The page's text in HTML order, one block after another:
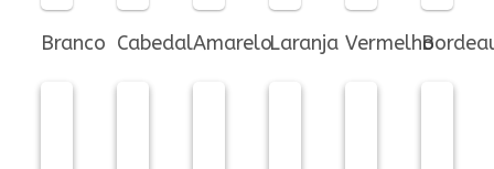
Branco CabedalAmareloLaranja Vermelho